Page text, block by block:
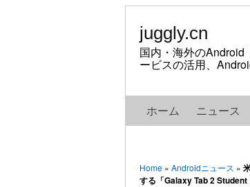
juggly.cn
国内・海外のAndroid
ービスの活用、
ホーム ニュース
Home » Androidニュース »
する「Galaxy Tab 2 Student